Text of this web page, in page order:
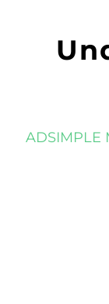
ADSIMPLE